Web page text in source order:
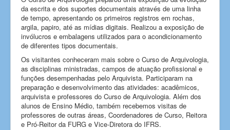
da escrita e dos suportes documentais através de uma linha
de tempo, apresentando os primeiros registros em rochas,
argila, papiro, até as mídias digitais. Realizou a exposição de
invólucros e embalagens utilizados para o acondicionamento
de diferentes tipos documentais.
Os visitantes conheceram mais sobre o Curso de Arquivologia,
as disciplinas ministradas, campos de atuação profissional e
funções desempenhadas pelo Arquivista. Participaram na
preparação e desenvolvimento das atividades: acadêmicos,
arquivista e professores do Curso de Arquivologia. Além dos
alunos de Ensino Médio, também recebemos visitas de
professores de outras áreas, Coordenadores de Curso, Reitora
e Pró-Reitor da FURG e Vice-Diretora do IFRS.